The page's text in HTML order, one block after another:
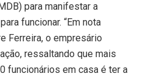
para manifestar a
funcionar. “Em nota
Ferreira, o empresário
ressaltando que mais
funcionários em casa é ter a